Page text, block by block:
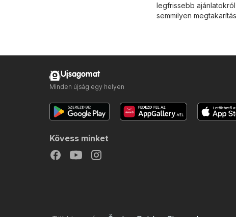
legfrissebb
semmilyen
Ujsagomat
Minden újság egy helyen
Kövess minket